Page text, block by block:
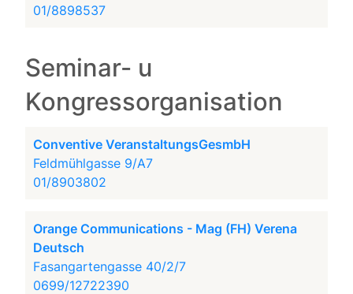
01/8898537
Seminar- u
Kongressorganisation
Conventive VeranstaltungsGesmbH
Feldmühlgasse 9/A7
01/8903802
Orange Communications - Mag (FH) Verena
Deutsch
Fasangartengasse 40/2/7
0699/12722390